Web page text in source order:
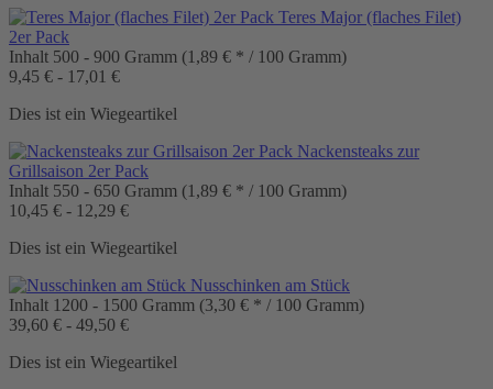
Teres Major (flaches Filet)
2er Pack
Inhalt 500 - 900 Gramm (1,89 € * / 100 Gramm)
9,45 € - 17,01 €
Dies ist ein Wiegeartikel
Nackensteaks zur
Grillsaison 2er Pack
Inhalt 550 - 650 Gramm (1,89 € * / 100 Gramm)
10,45 € - 12,29 €
Dies ist ein Wiegeartikel
Nusschinken am Stück
Inhalt 1200 - 1500 Gramm (3,30 € * / 100 Gramm)
39,60 € - 49,50 €
Dies ist ein Wiegeartikel